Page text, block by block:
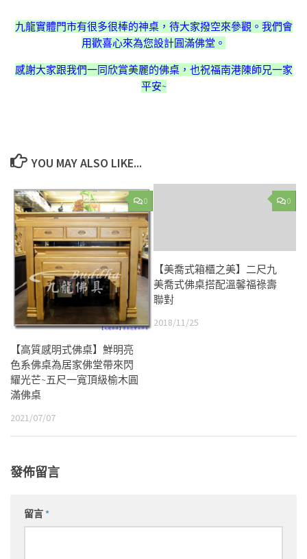
九龍實體門市有很多很棒的神桌，待大家撥空來參觀。我們會
用歡喜心來為您設計圓滿佛堂。
感謝大家跟我們一同欣賞美麗的佛桌，也祝福南港陳師兄一家
平安~
YOU MAY ALSO LIKE...
0
【高質感明式佛桌】鮮明亮
色系佛桌為居家佛堂帶來閃
耀光芒~五尺一寬頂級榆木圓
滿佛桌
2021/07/07
0
【美喬式箱櫃之美】二尺九
美喬式佛桌搭配溫馨福祿壽
聯對
2018/11/25
發佈留言
留言*